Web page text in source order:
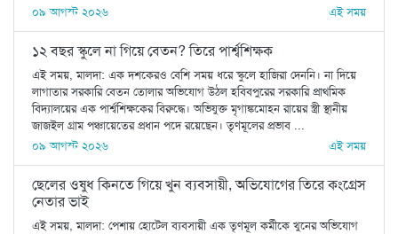
০৯ আগস্ট ২০২৬
এই সময়
১২ বছর স্কুলে না গিয়ে বেতন? তিরে পার্শ্বশিক্ষক
এই সময়, মালদা: এক দশকেরও বেশি সময় ধরে স্কুলে হাজিরা দেননি। না দিয়ে
লাগাতার সরকারি বেতন তোলার অভিযোগ উঠল হবিবপুরের সরকারি প্রাথমিক
বিদ্যালয়ের এক পার্শ্বশিক্ষকের বিরুদ্ধে। অভিযুক্ত মৃগাঙ্কমোহন রায়ের স্ত্রী স্থানীয়
জাজইল গ্রাম পঞ্চায়েতের প্রধান পদে রয়েছেন। তৃণমূলের প্রভাব ...
০৯ আগস্ট ২০২৬
এই সময়
ছেলের ওষুধ কিনতে গিয়ে খুন ব্যবসায়ী, অভিযোগের তিরে কংগ্রেস
নেতার ভাই
এই সময়, মালদা: পেশায় হোটেল ব্যবসায়ী এক তৃণমূল কর্মীকে খুনের অভিযোগ